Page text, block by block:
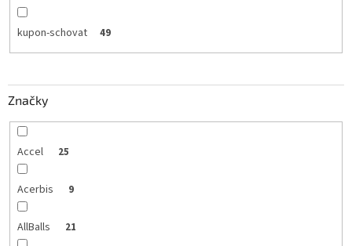
kupon-schovat 49
Značky
Accel 25
Acerbis 9
AllBalls 21